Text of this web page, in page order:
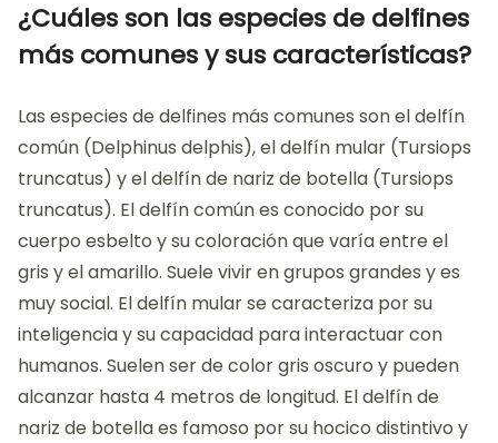
¿Cuáles son las especies de delfines
más comunes y sus características?
Las especies de delfines más comunes son el delfín
común (Delphinus delphis), el delfín mular (Tursiops
truncatus) y el delfín de nariz de botella (Tursiops
truncatus). El delfín común es conocido por su
cuerpo esbelto y su coloración que varía entre el
gris y el amarillo. Suele vivir en grupos grandes y es
muy social. El delfín mular se caracteriza por su
inteligencia y su capacidad para interactuar con
humanos. Suelen ser de color gris oscuro y pueden
alcanzar hasta 4 metros de longitud. El delfín de
nariz de botella es famoso por su hocico distintivo y